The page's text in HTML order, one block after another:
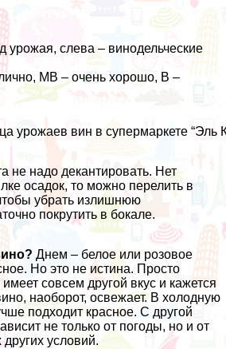
урожая, слева – винодельческие
MB – очень хорошо, B –
урожаев вин в супермаркете “Эль
не надо декантировать. Нет
осадок, то можно перелить в
убрать излишнюю
покрутить в бокале.
Днем – белое или розовое
Но это не истина. Просто
совсем другой вкус и кажется
наоборот, освежает. В холодную
подходит красное. С другой
не только от погоды, но и от
условий.